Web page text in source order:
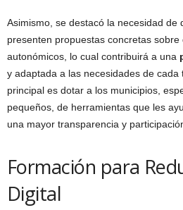
Asimismo, se destacó la necesidad de
presenten propuestas concretas
autonómicos, lo cual contribuirá a una
y adaptada a las necesidades de cada
principal es dotar a los municipios,
pequeños, de herramientas que les
una mayor transparencia y
Formación para
Digital